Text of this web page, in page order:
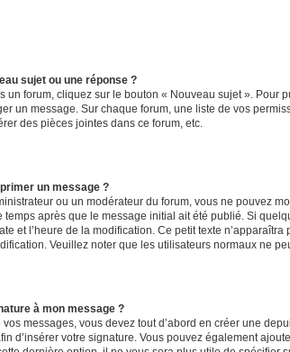
sujet ou une réponse ?
un forum, cliquez sur le bouton « Nouveau sujet ».
un message. Sur chaque forum, une liste de vos
des pièces jointes dans ce forum, etc.
un message ?
ou un modérateur du forum, vous ne pouvez
après que le message initial ait été publié. Si
et l’heure de la modification. Ce petit texte
Veuillez noter que les utilisateurs normaux ne
à mon message ?
messages, vous devez tout d’abord en créer une
d’insérer votre signature. Vous pouvez également